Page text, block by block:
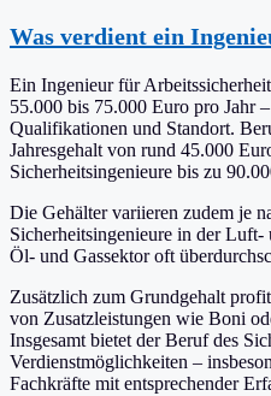
Was verdient ein
Ein Ingenieur für
55.000 bis 75.000 Euro pro Jahr
Qualifikationen und Standort.
Jahresgehalt von rund 45.000
Sicherheitsingenieure bis zu
Die Gehälter variieren zudem je
Sicherheitsingenieure in der
Öl- und Gassektor oft
Zusätzlich zum Grundgehalt
von Zusatzleistungen wie Boni
Insgesamt bietet der Beruf des
Verdienstmöglichkeiten –
Fachkräfte mit entsprechender